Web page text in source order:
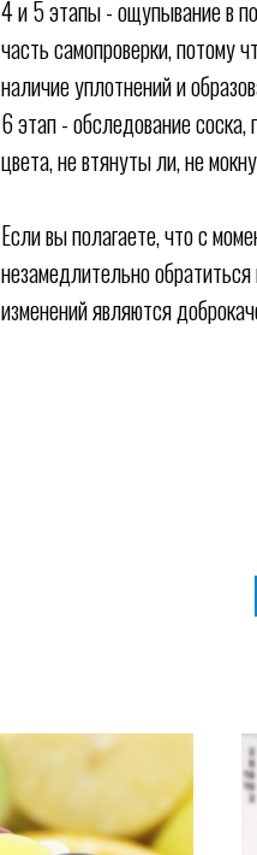
4 и 5 этапы - ощупывание в
часть самопроверки, потому
наличие уплотнений и
6 этап - обследование
цвета, не втянуты ли, не
Если вы полагаете, что с
незамедлительно
изменений являются